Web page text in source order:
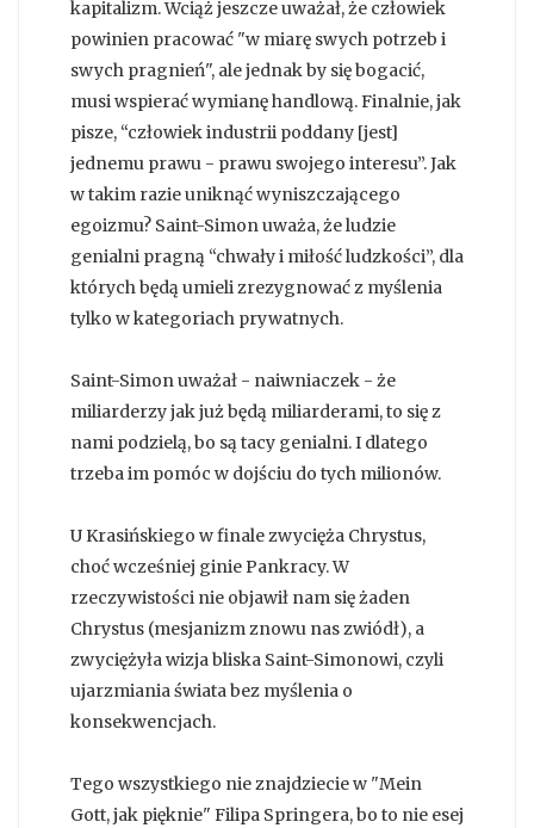
kapitalizm. Wciąż jeszcze uważał, że człowiek
powinien pracować "w miarę swych potrzeb i
swych pragnień", ale jednak by się bogacić,
musi wspierać wymianę handlową. Finalnie, jak
pisze, “człowiek industrii poddany [jest]
jednemu prawu - prawu swojego interesu”. Jak
w takim razie uniknąć wyniszczającego
egoizmu? Saint-Simon uważa, że ludzie
genialni pragną “chwały i miłość ludzkości”, dla
których będą umieli zrezygnować z myślenia
tylko w kategoriach prywatnych.
Saint-Simon uważał - naiwniaczek - że
miliarderzy jak już będą miliarderami, to się z
nami podzielą, bo są tacy genialni. I dlatego
trzeba im pomóc w dojściu do tych milionów.
U Krasińskiego w finale zwycięża Chrystus,
choć wcześniej ginie Pankracy. W
rzeczywistości nie objawił nam się żaden
Chrystus (mesjanizm znowu nas zwiódł), a
zwyciężyła wizja bliska Saint-Simonowi, czyli
ujarzmiania świata bez myślenia o
konsekwencjach.
Tego wszystkiego nie znajdziecie w "Mein
Gott, jak pięknie" Filipa Springera, bo to nie esej